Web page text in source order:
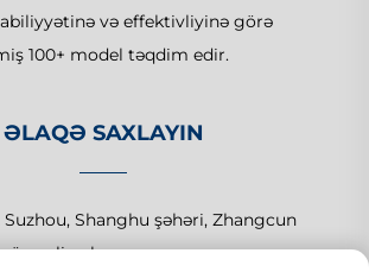
və effektivliyinə görə
100+ model təqdim edir.
ƏLAQƏ SAXLAYIN
Suzhou, Shanghu şəhəri, Zhangcun
yol